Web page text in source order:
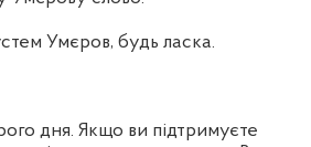
Умєров, будь ласка.
дня. Якщо ви підтримуєте